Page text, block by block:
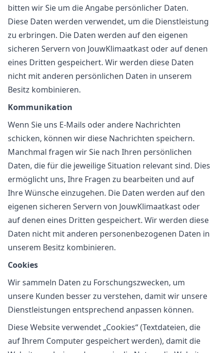
bitten wir Sie um die Angabe persönlicher Daten.
Diese Daten werden verwendet, um die Dienstleistung
zu erbringen. Die Daten werden auf den eigenen
sicheren Servern von JouwKlimaatkast oder auf denen
eines Dritten gespeichert. Wir werden diese Daten
nicht mit anderen persönlichen Daten in unserem
Besitz kombinieren.
Kommunikation
Wenn Sie uns E-Mails oder andere Nachrichten
schicken, können wir diese Nachrichten speichern.
Manchmal fragen wir Sie nach Ihren persönlichen
Daten, die für die jeweilige Situation relevant sind. Dies
ermöglicht uns, Ihre Fragen zu bearbeiten und auf
Ihre Wünsche einzugehen. Die Daten werden auf den
eigenen sicheren Servern von JouwKlimaatkast oder
auf denen eines Dritten gespeichert. Wir werden diese
Daten nicht mit anderen personenbezogenen Daten in
unserem Besitz kombinieren.
Cookies
Wir sammeln Daten zu Forschungszwecken, um
unsere Kunden besser zu verstehen, damit wir unsere
Dienstleistungen entsprechend anpassen können.
Diese Website verwendet „Cookies“ (Textdateien, die
auf Ihrem Computer gespeichert werden), damit die